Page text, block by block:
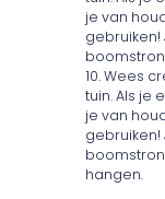
je van
gebruiken!
10. Wees
tuin. Als je
je van
gebruiken!
hangen.